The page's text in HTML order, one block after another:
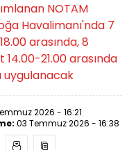
NOTAM
Havalimanı'nda 7
arasında, 8
21.00 arasında
uygulanacak
2026 - 16:21
03 Temmuz 2026 - 16:38